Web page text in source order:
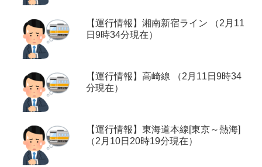
【運行情報】湘南新宿ライン （2月11
日9時34分現在）
【運行情報】高崎線 （2月11日9時34
分現在）
【運行情報】東海道本線[東京～熱海]
（2月10日20時19分現在）